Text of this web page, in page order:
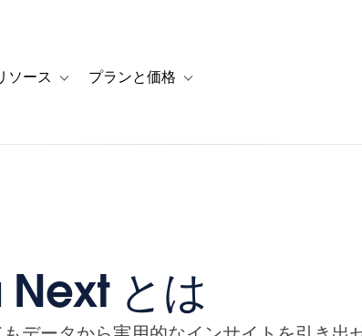
ーストーリー
sub-navigation for ソリューション
ソース Toggle sub-navigation for リソース
プランと価格 Toggle sub-navigation for プラン
とは